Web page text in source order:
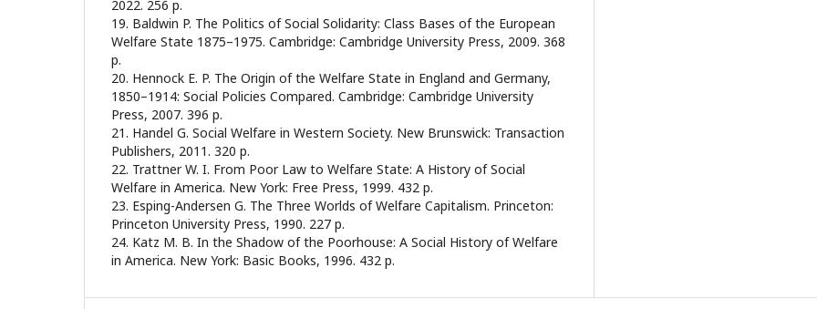
2022. 256 p.
19. Baldwin P. The Politics of Social Solidarity: Class Bases of the European
Welfare State 1875–1975. Cambridge: Cambridge University Press, 2009. 368
p.
20. Hennock E. P. The Origin of the Welfare State in England and Germany,
1850–1914: Social Policies Compared. Cambridge: Cambridge University
Press, 2007. 396 p.
21. Handel G. Social Welfare in Western Society. New Brunswick: Transaction
Publishers, 2011. 320 p.
22. Trattner W. I. From Poor Law to Welfare State: A History of Social
Welfare in America. New York: Free Press, 1999. 432 p.
23. Esping-Andersen G. The Three Worlds of Welfare Capitalism. Princeton:
Princeton University Press, 1990. 227 p.
24. Katz M. B. In the Shadow of the Poorhouse: A Social History of Welfare
in America. New York: Basic Books, 1996. 432 p.